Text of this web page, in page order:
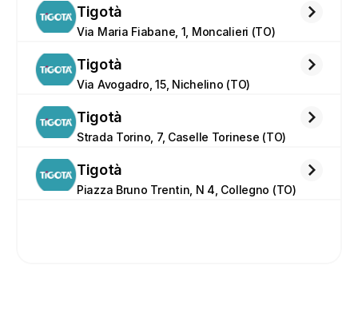
Tigotà
Via Maria Fiabane, 1, Moncalieri (TO)
Tigotà
Via Avogadro, 15, Nichelino (TO)
Tigotà
Strada Torino, 7, Caselle Torinese (TO)
Tigotà
Piazza Bruno Trentin, N 4, Collegno (TO)